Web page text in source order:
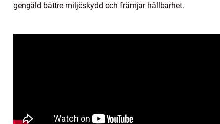
gengäld bättre miljöskydd och främjar hållbarhet.